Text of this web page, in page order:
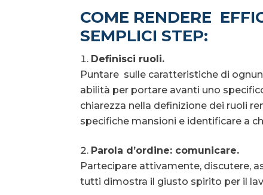
COME RENDERE
SEMPLICI STEP:
Definisci ruoli.
Puntare sulle caratteristiche di
abilità per portare avanti uno
chiarezza nella definizione dei ruoli
specifiche mansioni e identificare a
Parola d’ordine: comunicare.
Partecipare attivamente, discutere,
tutti dimostra il giusto spirito per il